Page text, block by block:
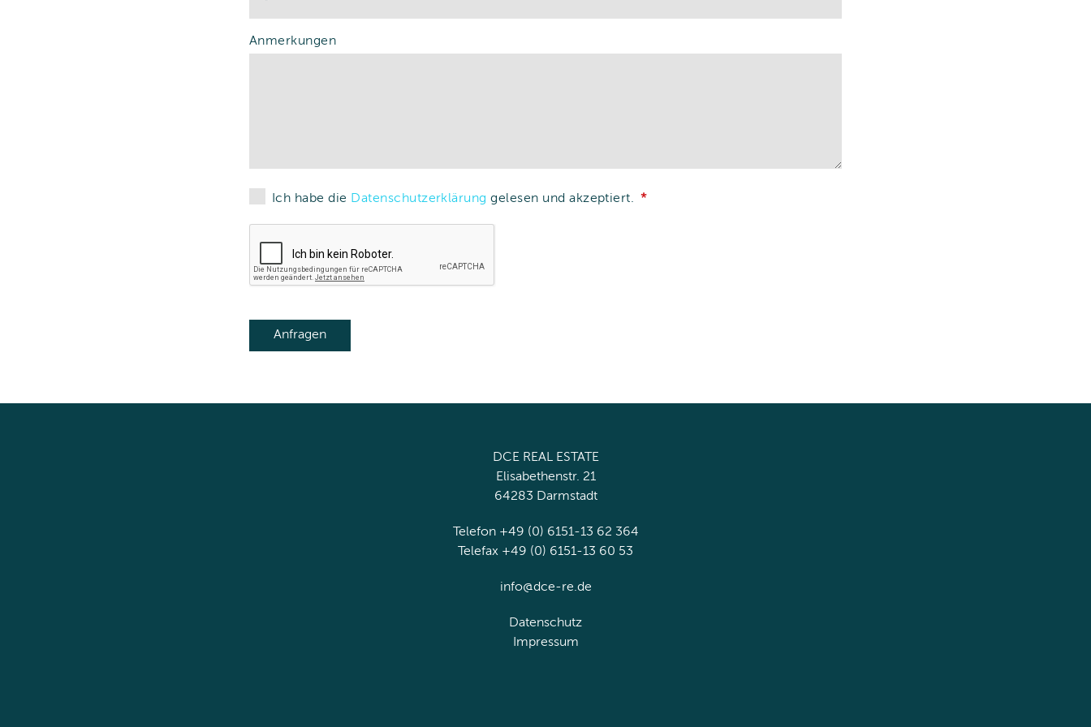
Anmerkungen
Ich habe die Datenschutzerklärung gelesen und akzeptiert.
DCE REAL ESTATE
Elisabethenstr. 21
64283 Darmstadt
Telefon +49 (0) 6151-13 62 364
Telefax +49 (0) 6151-13 60 53
info@dce-re.de
Datenschutz
Impressum